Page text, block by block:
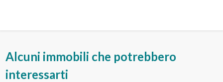
Alcuni immobili che potrebbero
interessarti